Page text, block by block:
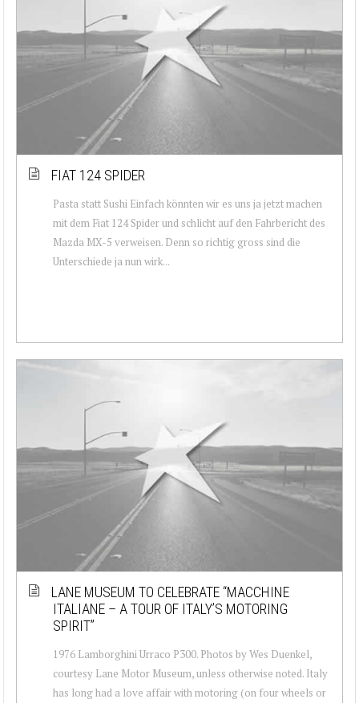
FIAT 124 SPIDER
Pasta statt Sushi Einfach könnten wir es uns ja jetzt machen
mit dem Fiat 124 Spider und schlicht auf den Fahrbericht des
Mazda MX-5 verweisen. Denn so richtig gross sind die
Unterschiede ja nun wirk...
LANE MUSEUM TO CELEBRATE “MACCHINE
ITALIANE – A TOUR OF ITALY’S MOTORING
SPIRIT”
1976 Lamborghini Urraco P300. Photos by Wes Duenkel,
courtesy Lane Motor Museum, unless otherwise noted. Italy
has long had a love affair with motoring (on four wheels or